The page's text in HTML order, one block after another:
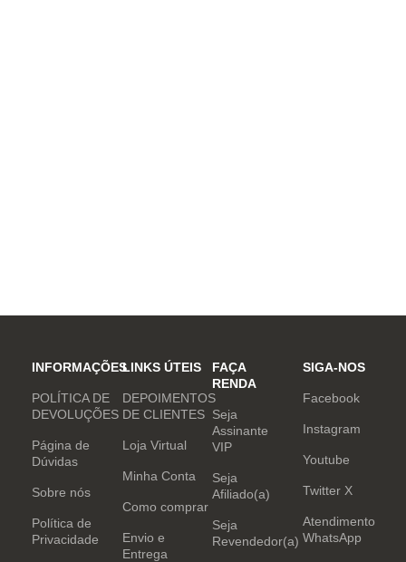
INFORMAÇÕES
POLÍTICA DE
DEVOLUÇÕES
Página de
Dúvidas
Sobre nós
Política de
Privacidade
LINKS ÚTEIS
DEPOIMENTOS
DE CLIENTES
Loja Virtual
Minha Conta
Como comprar
Envio e
Entrega
FAÇA
RENDA
Seja
Assinante
VIP
Seja
Afiliado(a)
Seja
Revendedor(a)
SIGA-NOS
Facebook
Instagram
Youtube
Twitter X
Atendimento
WhatsApp